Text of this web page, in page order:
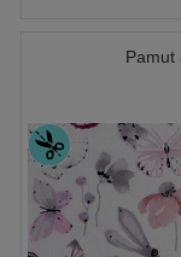
Pamut